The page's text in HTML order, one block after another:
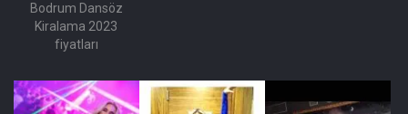
Bodrum Dansöz
Kiralama 2023
fiyatları